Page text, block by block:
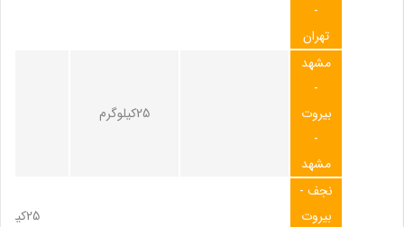
-
تهران
25کیلوگرم
مشهد
-
بیروت
-
مشهد
25کیلوگرم
نجف -
بیروت